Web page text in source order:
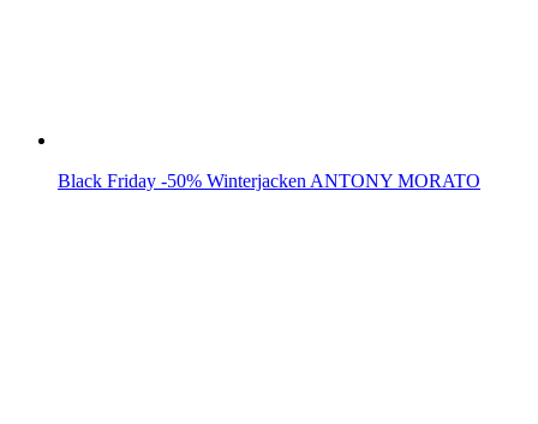
Black Friday -50% Winterjacken ANTONY MORATO